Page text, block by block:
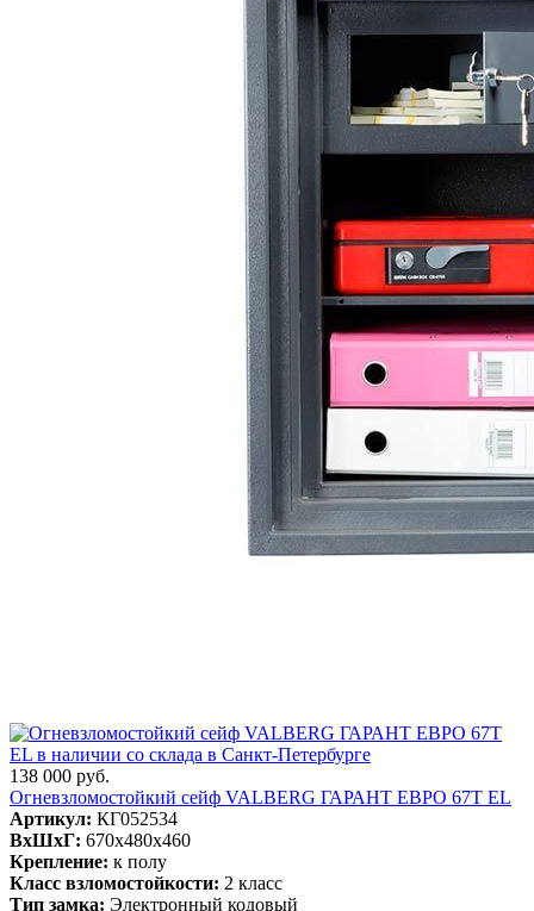
138 000 руб.
Огневзломостойкий сейф VALBERG ГАРАНТ ЕВРО 67T EL
Артикул: КГ052534
ВxШxГ: 670x480x460
Крепление: к полу
Класс взломостойкости: 2 класс
Тип замка: Электронный кодовый